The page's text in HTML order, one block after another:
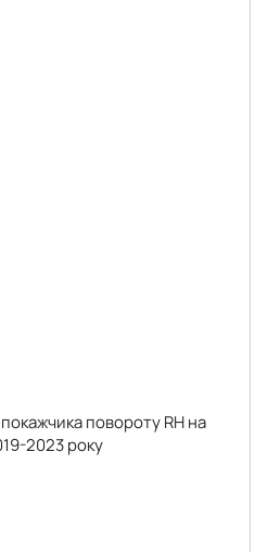
повороту RH на
2023 року